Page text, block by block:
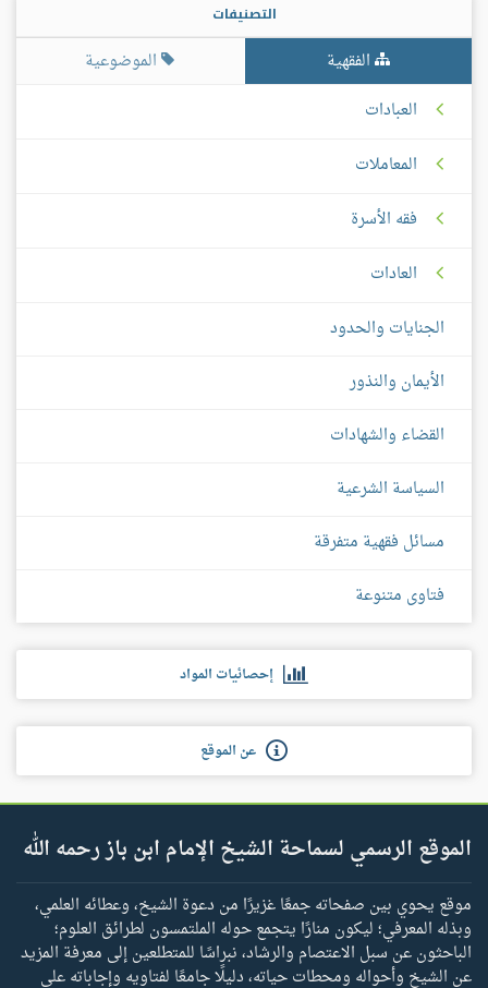
التصنيفات
الفقهية
الموضوعية
العبادات
المعاملات
فقه الأسرة
العادات
الجنايات والحدود
الأيمان والنذور
القضاء والشهادات
السياسة الشرعية
مسائل فقهية متفرقة
فتاوى متنوعة
إحصائيات المواد
عن الموقع
الموقع الرسمي لسماحة الشيخ الإمام ابن باز رحمه الله
موقع يحوي بين صفحاته جمعًا غزيرًا من دعوة الشيخ، وعطائه العلمي،
وبذله المعرفي؛ ليكون منارًا يتجمع حوله الملتمسون لطرائق العلوم؛
الباحثون عن سبل الاعتصام والرشاد، نبراسًا للمتطلعين إلى معرفة المزيد
عن الشيخ وأحواله ومحطات حياته، دليلًا جامعًا لفتاويه وإجاباته على